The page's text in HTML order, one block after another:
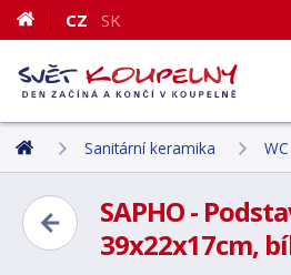
CZ SK
Sanitární keramika
SAPHO -
39x22x17cm,